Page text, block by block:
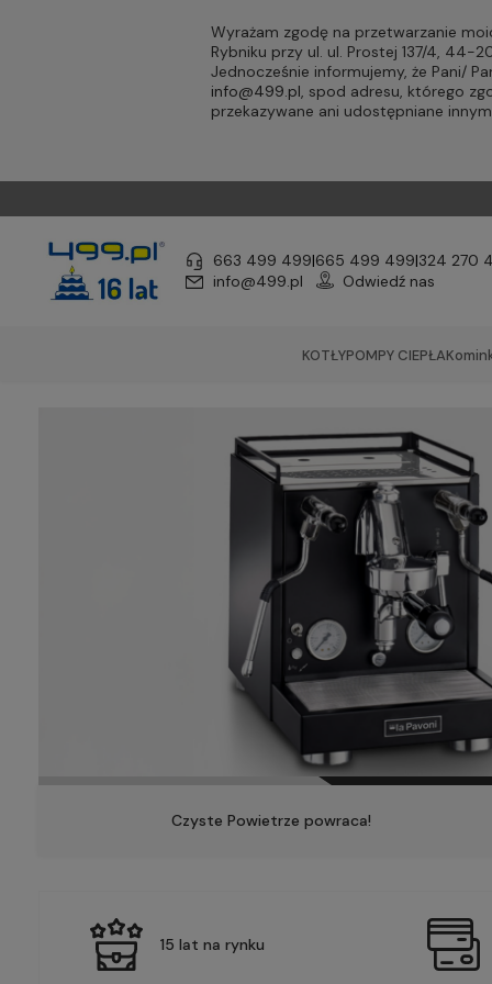
Wyrażam zgodę na przetwarzanie
Rybniku przy ul. ul. Prostej 137/4, 44-
Jednocześnie informujemy, że Pani/
info@499.pl, spod adresu, którego
przekazywane ani udostępniane
663 499 499|665 499 499|324 270
info@499.pl
Odwiedź nas
KOTŁYPOMPY CIEPŁA
Czyste Powietrze powraca!
15 lat na rynku